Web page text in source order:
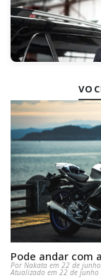
Pode andar com
Por Nakata em 22 de
Atualizado em 22 de junho